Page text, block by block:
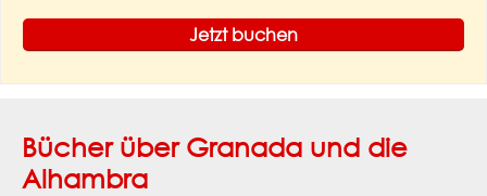
Jetzt buchen
Bücher über Granada und die
Alhambra